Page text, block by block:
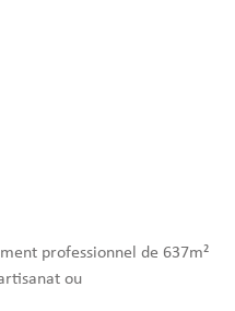
professionnel de 637m²
ou